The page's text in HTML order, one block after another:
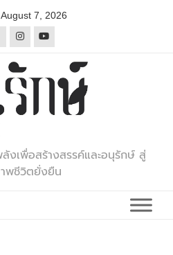
7, 2026
เพื่อสร้างสรรค์และอนุรักษ์ สู่
พชีวิตยั่งยืน